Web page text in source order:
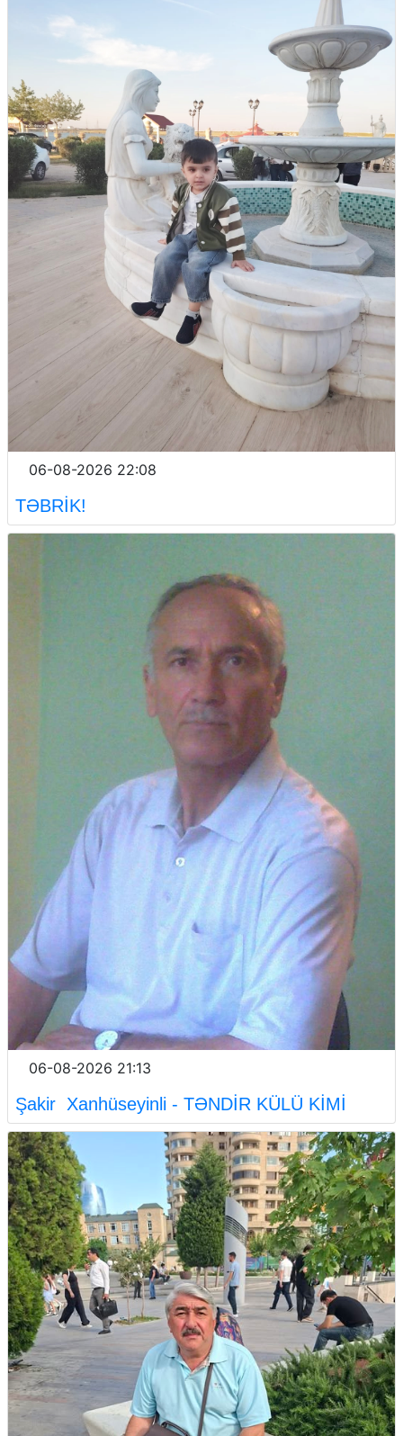
06-08-2026 22:08
TƏBRİK!
06-08-2026 21:13
Şakir Xanhüseyinli - TƏNDİR KÜLÜ KİMİ